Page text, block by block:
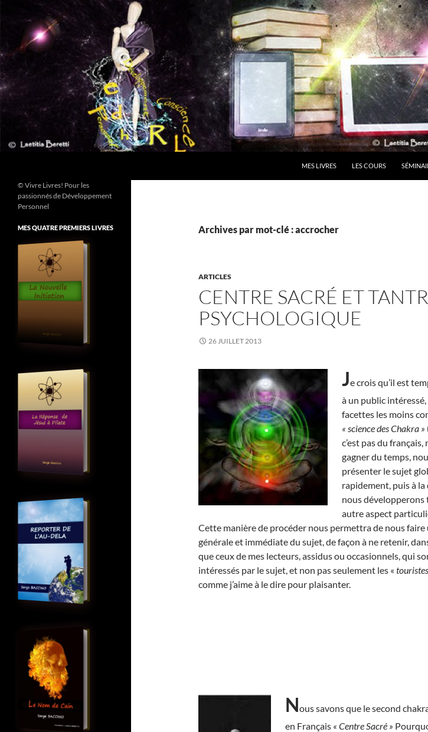
contenu
MES LIVRES LES COURS
Archives par mot-clé : accrocher
ARTICLES
CENTRE SACRÉ ET
PSYCHOLOGIQUE
26 JUILLET 2013
Je crois qu’il est
à un public intéressé,
facettes les moins
« science des Chakra »
c’est pas du
gagner du temps,
présenter le sujet
rapidement, puis à la
nous développerons
autre aspect
Cette manière de procéder nous permettra de nous faire
générale et immédiate du sujet, de façon à ne retenir,
que ceux de mes lecteurs, assidus ou occasionnels, qui
intéressés par le sujet, et non pas seulement les «
comme j’aime à le dire pour plaisanter.
Nous savons que le second
en Français « Centre Sacré »
© Vivre Livres! Pour les
passionnés de Développement
Personnel
MES QUATRE PREMIERS LIVRES